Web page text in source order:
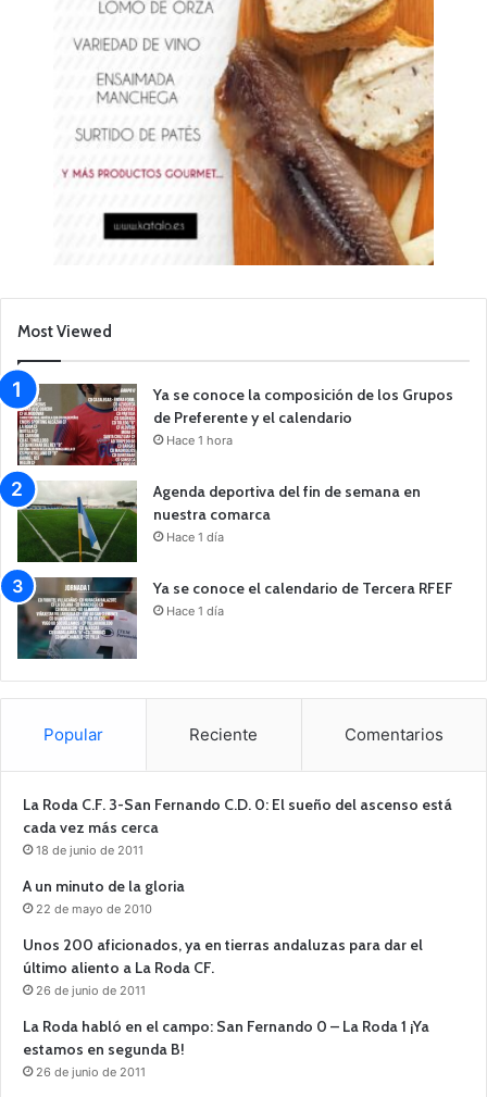
Most Viewed
Ya se conoce la composición de los Grupos
de Preferente y el calendario
Hace 1 hora
Agenda deportiva del fin de semana en
nuestra comarca
Hace 1 día
Ya se conoce el calendario de Tercera RFEF
Hace 1 día
Popular Reciente Comentarios
La Roda C.F. 3-San Fernando C.D. 0: El sueño del ascenso está
cada vez más cerca
18 de junio de 2011
A un minuto de la gloria
22 de mayo de 2010
Unos 200 aficionados, ya en tierras andaluzas para dar el
último aliento a La Roda CF.
26 de junio de 2011
La Roda habló en el campo: San Fernando 0 – La Roda 1 ¡Ya
estamos en segunda B!
26 de junio de 2011